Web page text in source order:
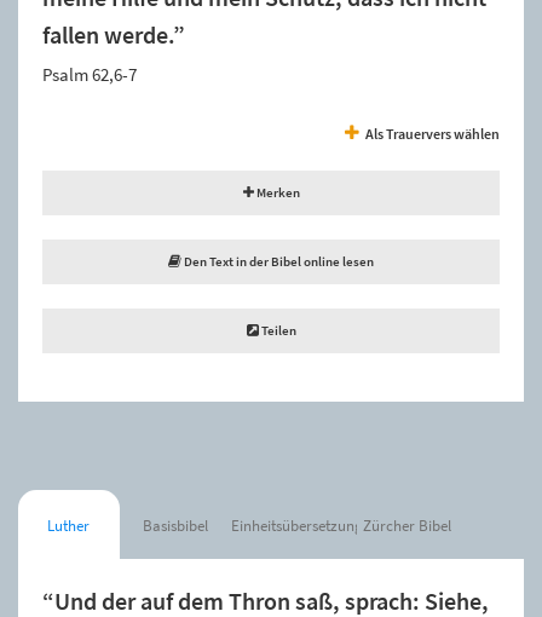
fallen werde.”
Psalm 62,6-7
Als Trauervers wählen
Merken
Den Text in der Bibel online lesen
Teilen
Luther Basisbibel Einheitsübersetzung Zürcher Bibel
“Und der auf dem Thron saß, sprach: Siehe,